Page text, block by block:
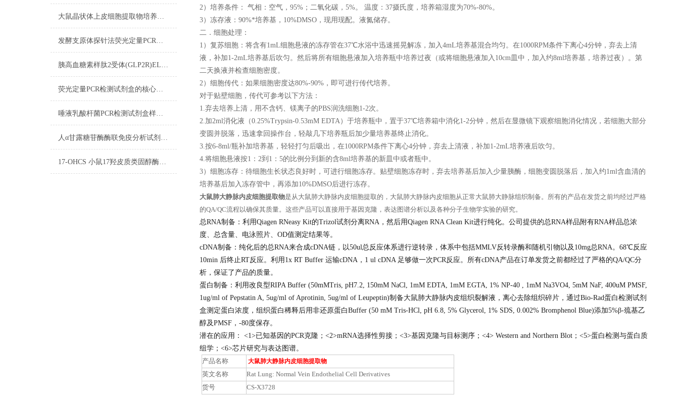
大鼠晶状体上皮细胞提取物培养步骤
发酵支原体探针法荧光定量PCR检测试剂盒反应五要素
胰高血糖素样肽2受体(GLP2R)ELISA试剂盒双抗体夹心法
荧光定量PCR检测试剂盒的核心在于“实时”与“定量”
唾液乳酸杆菌PCR检测试剂盒样品DNA的制备
人α甘露糖苷酶酶联免疫分析试剂盒双抗体夹心法(检测未知抗原)
17-OHCS 小鼠17羟皮质类固醇酶联免疫试剂盒洗涤方法
2）培养条件： 气相：空气，95%；二氧化碳，5%。 温度：37摄氏度，培养箱湿度为70%-80%。
3）冻存液：90%*培养基，10%DMSO，现用现配。液氮储存。
二．细胞处理：
1）复苏细胞：将含有1mL细胞悬液的冻存管在37℃水浴中迅速摇晃解冻，加入4mL培养基混合均匀。在1000RPM条件下离心4分钟，弃去上清
液，补加1-2mL培养基后吹匀。然后将所有细胞悬液加入培养瓶中培养过夜（或将细胞悬液加入10cm皿中，加入约8ml培养基，培养过夜）。第
二天换液并检查细胞密度。
2）细胞传代：如果细胞密度达80%-90%，即可进行传代培养。
对于贴壁细胞，传代可参考以下方法：
1.弃去培养上清，用不含钙、镁离子的PBS润洗细胞1-2次。
2.加2ml消化液（0.25%Trypsin-0.53mM EDTA）于培养瓶中，置于37℃培养箱中消化1-2分钟，然后在显微镜下观察细胞消化情况，若细胞大部分
变圆并脱落，迅速拿回操作台，轻敲几下培养瓶后加少量培养基终止消化。
3.按6-8ml/瓶补加培养基，轻轻打匀后吸出，在1000RPM条件下离心4分钟，弃去上清液，补加1-2mL培养液后吹匀。
4.将细胞悬液按1：2到1：5的比例分到新的含8ml培养基的新皿中或者瓶中。
3）细胞冻存：待细胞生长状态良好时，可进行细胞冻存。贴壁细胞冻存时，弃去培养基后加入少量胰酶，细胞变圆脱落后，加入约1ml含血清的
培养基后加入冻存管中，再添加10%DMSO后进行冻存。
大鼠肺大静脉内皮细胞提取物是从大鼠肺大静脉内皮细胞提取的，大鼠肺大静脉内皮细胞从正常大鼠肺大静脉组织制备。所有的产品在发货之前均经过严格
的QA/QC流程以确保其质量。这些产品可以直接用于基因克隆，表达图谱分析以及各种分子生物学实验的研究。
总RNA制备： 利用Qiagen RNeasy Kit的Trizol试剂分离RNA，然后用Qiagen RNA Clean Kit进行纯化。公司提供的总RNA样品附有RNA样品总浓
度、总含量、电泳照片、OD值测定结果等。
cDNA制备： 纯化后的总RNA来合成cDNA链，以50ul总反应体系进行逆转录，体系中包括MMLV反转录酶和随机引物以及10mg总RNA。68℃反应
10min 后终止RT反应。利用1x RT Buffer 运输cDNA，1 ul cDNA 足够做一次PCR反应。所有cDNA产品在订单发货之前都经过了严格的QA/QC分
析，保证了产品的质量。
蛋白制备： 利用改良型RIPA Buffer (50mMTris, pH7.2, 150mM NaCl, 1mM EDTA, 1mM EGTA, 1% NP-40 , 1mM Na3VO4, 5mM NaF, 400uM PMSF,
1ug/ml of Pepstatin A, 5ug/ml of Aprotinin, 5ug/ml of Leupeptin)制备大鼠肺大静脉内皮组织裂解液，离心去除组织碎片，通过Bio-Rad蛋白检测试剂
盒测定蛋白浓度，组织蛋白稀释后用非还原蛋白Buffer (50 mM Tris-HCl, pH 6.8, 5% Glycerol, 1% SDS, 0.002% Bromphenol Blue)添加5%β-巯基乙
醇及PMSF，-80度保存。
潜在的应用：
<1>已知基因的PCR克隆；<2>mRNA选择性剪接；<3>基因克隆与目标测序；<4> Western and Northern Blot；<5>蛋白检测与蛋白质
组学；<6>芯片研究与表达图谱。
产品名称
大鼠肺大静脉内皮细胞提取物
英文名称
Rat Lung: Normal Vein Endothelial Cell Derivatives
货号
CS-X3728